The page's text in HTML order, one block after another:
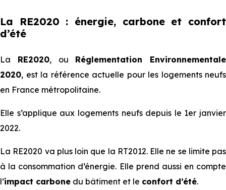
La RE2020 : énergie, carbone et confort
d’été
La RE2020, ou Réglementation Environnementale
2020, est la référence actuelle pour les logements neufs
en France métropolitaine.
Elle s’applique aux logements neufs depuis le 1er janvier
2022.
La RE2020 va plus loin que la RT2012. Elle ne se limite pas
à la consommation d’énergie. Elle prend aussi en compte
l’impact carbone du bâtiment et le confort d’été.